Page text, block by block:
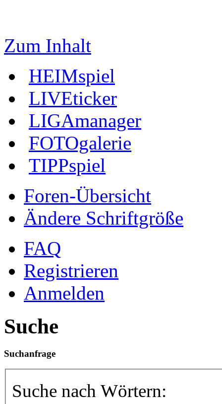
Zum Inhalt
HEIMspiel
LIVEticker
LIGAmanager
FOTOgalerie
TIPPspiel
Foren-Übersicht
Ändere Schriftgröße
FAQ
Registrieren
Anmelden
Suche
Suchanfrage
Suche nach Wörtern: